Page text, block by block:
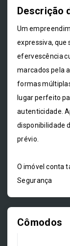
Descrição
Um
expressiva, que
efervescência
marcados pela
formas
lugar perfeito
autenticidade.
disponibilidade
prévio.
O imóvel conta
Segurança
Cômodos